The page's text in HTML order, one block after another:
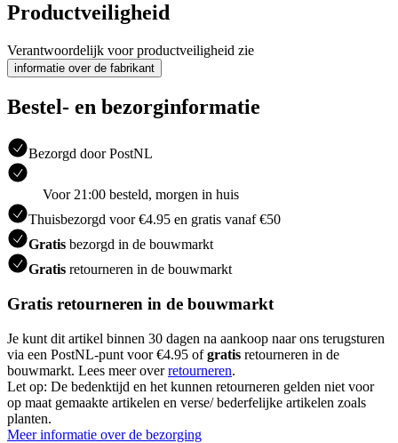
Productveiligheid
Verantwoordelijk voor productveiligheid zie
informatie over de fabrikant
Bestel- en bezorginformatie
Bezorgd door PostNL
Voor 21:00 besteld, morgen in huis
Thuisbezorgd voor €4.95 en gratis vanaf €50
Gratis bezorgd in de bouwmarkt
Gratis retourneren in de bouwmarkt
Gratis retourneren in de bouwmarkt
Je kunt dit artikel binnen 30 dagen na aankoop naar ons terugsturen
via een PostNL-punt voor €4.95 ofgratis retourneren in de
bouwmarkt. Lees meer overretourneren.
Let op: De bedenktijd en het kunnen retourneren gelden niet voor
op maat gemaakte artikelen en verse/ bederfelijke artikelen zoals
planten.
Meer informatie over de bezorging